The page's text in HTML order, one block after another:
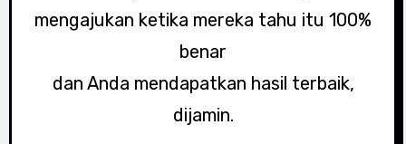
mengajukan ketika mereka tahu itu 100%
benar
dan Anda mendapatkan hasil terbaik,
dijamin.